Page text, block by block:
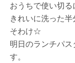
おうちで使い切る
きれいに洗った
そわけ☆
明日のランチパ
す。